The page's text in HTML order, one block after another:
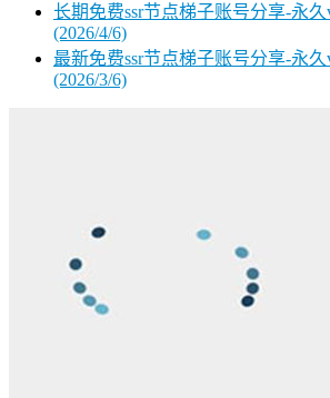
长期免费ssr节点梯子账号分享-永
(2026/4/6)
最新免费ssr节点梯子账号分享-永
(2026/3/6)